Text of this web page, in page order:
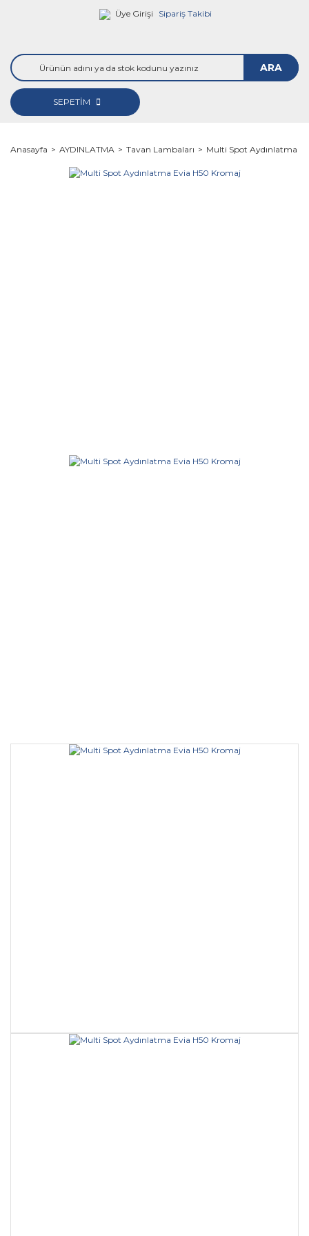
Üye Girişi Sipariş Takibi
ARA
SEPETİM
Anasayfa AYDINLATMA Tavan Lambaları Multi Spot Aydınlatma